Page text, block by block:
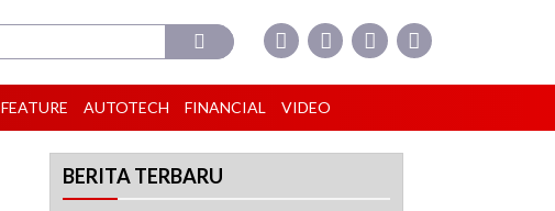
FEATURE AUTOTECH FINANCIAL VIDEO
BERITA TERBARU